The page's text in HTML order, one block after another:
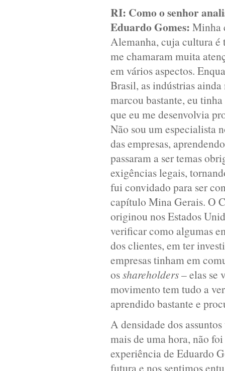
RI: Como o senhor
Eduardo Gomes: Minha
Alemanha, cuja cultura é
me chamaram muita
em vários aspectos.
Brasil, as indústrias
marcou bastante, eu
que eu me desenvolvia
Não sou um especialista
das empresas,
passaram a ser temas
exigências legais,
fui convidado para ser
capítulo Mina Gerais. O
originou nos Estados
verificar como algumas
dos clientes, em ter
empresas tinham em
osshareholders– elas se
movimento tem tudo a
aprendido bastante e
A densidade dos
mais de uma hora, não
experiência de Eduardo
futura e nos sentimos